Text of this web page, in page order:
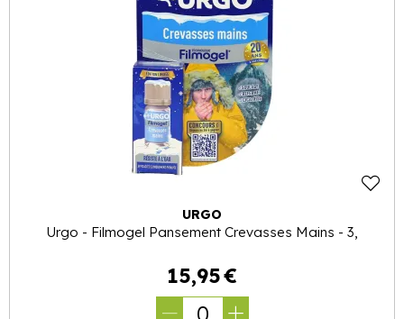
URGO
Urgo - Filmogel Pansement Crevasses Mains - 3,
15,95€
0